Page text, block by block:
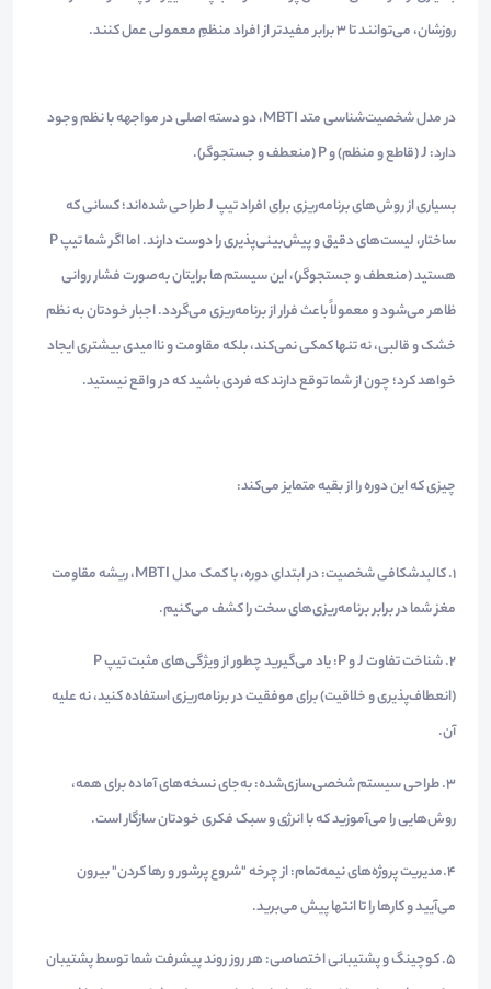
روزشان، می‌توانند تا۳برابر مفیدتر از افراد منظمِ معمولی عمل کنند.
در مدل شخصیت‌شناسی متدMBTI، دو دسته اصلی در مواجهه با نظم وجود
دارد:J(قاطع و منظم) وP(منعطف و جستجوگر).
بسیاری از روش‌های برنامه‌ریزی برای افراد تیپJطراحی شده‌اند؛ کسانی که
ساختار، لیست‌های دقیق و پیش‌بینی‌پذیری را دوست دارند. اما اگر شما تیپP
هستید (منعطف و جستجوگر)، این سیستم‌ها برایتان به‌صورت فشار روانی
ظاهر می‌شود و معمولاً باعث فرار از برنامه‌ریزی می‌گردد. اجبار خودتان به نظم
خشک و قالبی، نه تنها کمکی نمی‌کند، بلکه مقاومت و ناامیدی بیشتری ایجاد
خواهد کرد؛ چون از شما توقع دارند که فردی باشید که در واقع نیستید.
چیزی که این دوره را از بقیه متمایز می‌کند:
۱. کالبدشکافی شخصیت: در ابتدای دوره، با کمک مدل MBTI، ریشه مقاومت
مغز شما در برابر برنامه‌ریزی‌های سخت را کشف می‌کنیم.
۲. شناخت تفاوت J و P: یاد می‌گیرید چطور از ویژگی‌های مثبت تیپ P
(انعطاف‌پذیری و خلاقیت) برای موفقیت در برنامه‌ریزی استفاده کنید، نه علیه
آن.
۳. طراحی سیستم شخصی‌سازی‌شده: به‌جای نسخه‌های آماده برای همه،
روش‌هایی را می‌آموزید که با انرژی و سبک فکری خودتان سازگار است.
۴. مدیریت پروژه‌های نیمه‌تمام: از چرخه "شروع پرشور و رها کردن" بیرون
می‌آیید و کارها را تا انتها پیش می‌برید.
۵. کوچینگ و پشتیبانی اختصاصی: هر روز روند پیشرفت شما توسط پشتیبان